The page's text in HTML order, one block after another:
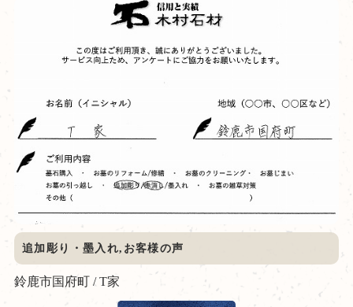
追加彫り・墨入れ,お客様の声
鈴鹿市国府町 / T家